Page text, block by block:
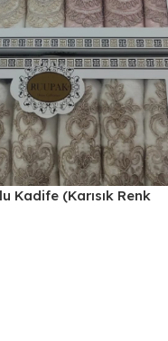
Kadife (Karısık Renk